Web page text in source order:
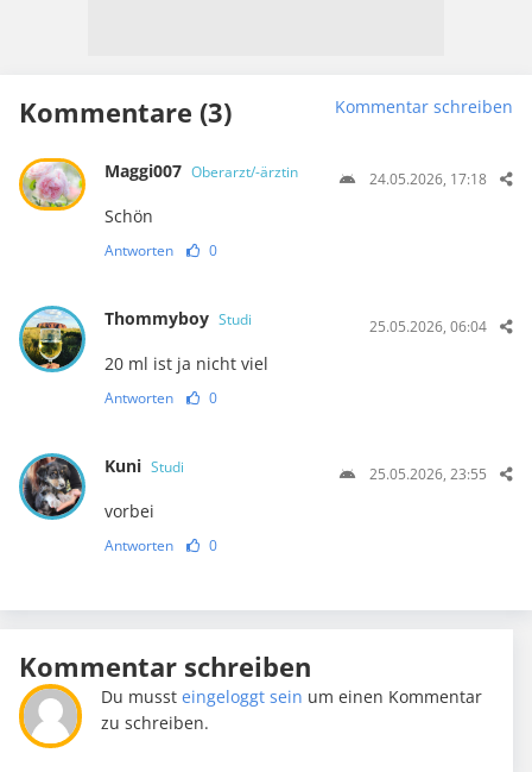
Kommentare (3) Kommentar schreiben
Maggi007 Oberarzt/-ärztin 24.05.2026, 17:18
Schön
Antworten 0
Thommyboy Studi 25.05.2026, 06:04
20 ml ist ja nicht viel
Antworten 0
Kuni Studi 25.05.2026, 23:55
vorbei
Antworten 0
Kommentar schreiben
Du mussteingeloggt sein um einen Kommentar
zu schreiben.